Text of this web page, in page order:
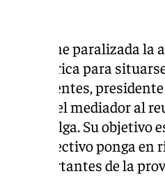
mantiene paralizada la
de la fábrica para
Fuentes,
un papel mediador al
de huelga. Su objetivo
colectivo ponga en
importantes de la